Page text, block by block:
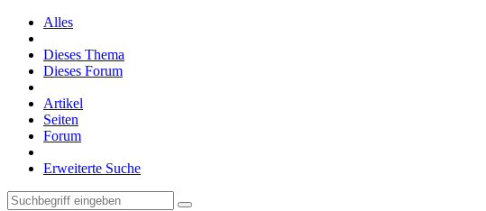
Alles
Dieses Thema
Dieses Forum
Artikel
Seiten
Forum
Erweiterte Suche